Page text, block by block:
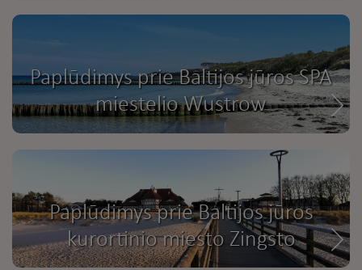
Paplūdimys prie Baltijos jūros SPA
miestelio Wustrow
Paplūdimys prie Baltijos jūros
kurortinio miesto Zingsto